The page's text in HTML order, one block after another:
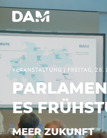
VERANSTALTUNG | FREITAG,
ES
MEER ZUKUNFT